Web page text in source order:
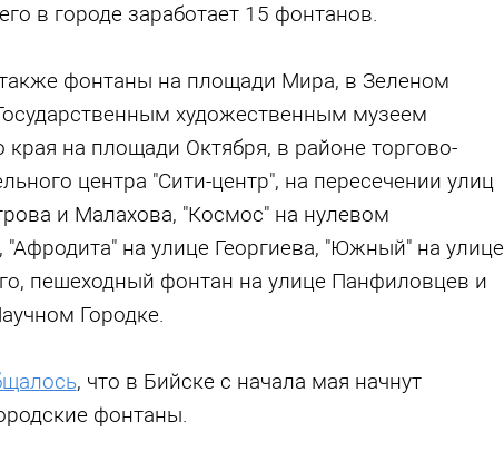
в городе заработает 15 фонтанов.
фонтаны на площади Мира, в Зеленом
художественным музеем
края на площади Октября, в районе торгово-
центра "Сити-центр", на пересечении улиц
и Малахова, "Космос" на нулевом
"Афродита" на улице Георгиева, "Южный" на улице
пешеходный фонтан на улице Панфиловцев и
Городке.
, что в Бийске с начала мая начнут
фонтаны.